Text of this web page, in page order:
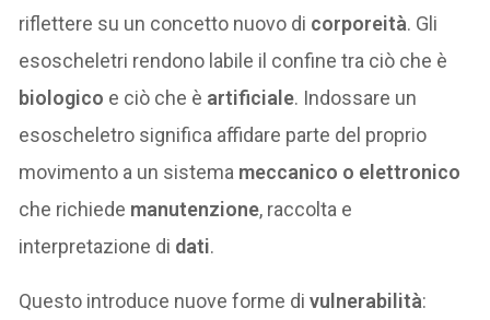
riflettere su un concetto nuovo di corporeità. Gli
esoscheletri rendono labile il confine tra ciò che è
biologico e ciò che è artificiale. Indossare un
esoscheletro significa affidare parte del proprio
movimento a un sistema meccanico o elettronico
che richiede manutenzione, raccolta e
interpretazione di dati.
Questo introduce nuove forme divulnerabilità: